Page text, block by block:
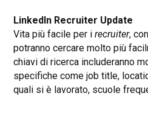
LinkedIn Recruiter Update
Vita più facile per irecruiter,
potranno cercare molto più
chiavi di ricerca includeranno
specifiche come job title,
quali si è lavorato, scuole